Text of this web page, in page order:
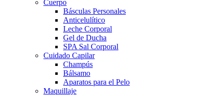
Cuerpo
Básculas Personales
Anticelulítico
Leche Corporal
Gel de Ducha
SPA Sal Corporal
Cuidado Capilar
Champús
Bálsamo
Aparatos para el Pelo
Maquillaje